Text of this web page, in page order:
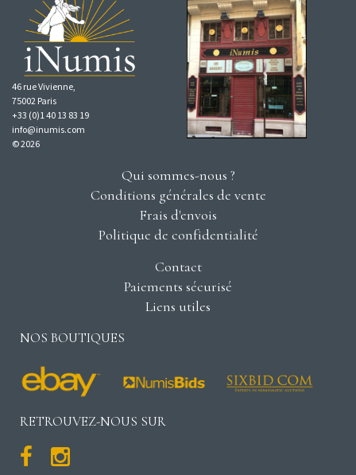
46 rue Vivienne,
75002 Paris
+33 (0)1 40 13 83 19
info@inumis.com
© 2026
Qui sommes-nous ?
Conditions générales de vente
Frais d'envois
Politique de confidentialité
Contact
Paiements sécurisé
Liens utiles
NOS BOUTIQUES
RETROUVEZ-NOUS SUR